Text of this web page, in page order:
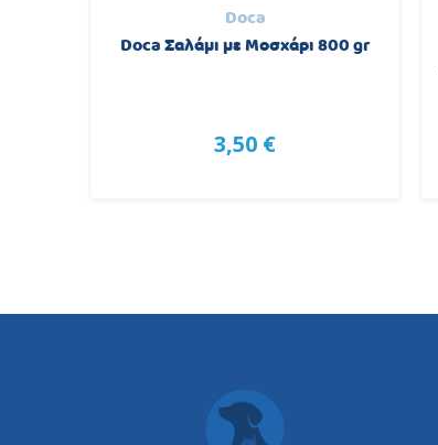
Doca
Doca Σαλάμι με Μοσχάρι 800 gr
3,50 €